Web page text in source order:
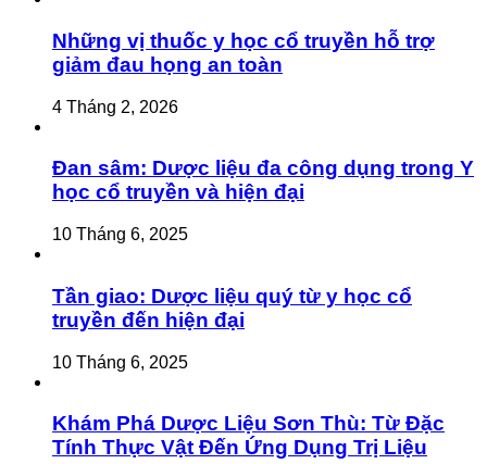
Những vị thuốc y học cổ truyền hỗ trợ
giảm đau họng an toàn
4 Tháng 2, 2026
Đan sâm: Dược liệu đa công dụng trong Y
học cổ truyền và hiện đại
10 Tháng 6, 2025
Tần giao: Dược liệu quý từ y học cổ
truyền đến hiện đại
10 Tháng 6, 2025
Khám Phá Dược Liệu Sơn Thù: Từ Đặc
Tính Thực Vật Đến Ứng Dụng Trị Liệu